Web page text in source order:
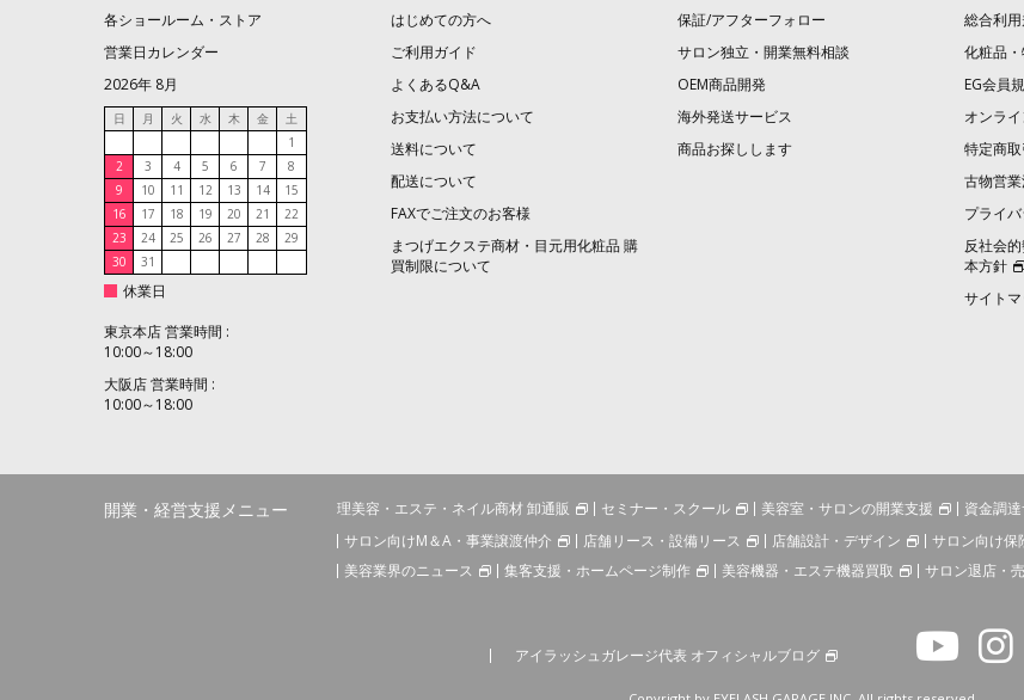
各ショールーム・ストア
営業日カレンダー
2026年 8月
日 月 火 水 木 金
土
1
2
3 4 5 6 7
8
9
10 11 12 13 14
15
16
17 18 19 20 21
22
23
24 25 26 27 28
29
30
31
休業日
東京本店 営業時間 :
10:00～18:00
大阪店 営業時間 :
10:00～18:00
はじめての方へ
ご利用ガイド
よくあるQ&A
お支払い方法について
送料について
配送について
FAXでご注文のお客様
まつげエクステ商材・目元用化粧品 購
買制限について
保証/アフターフォロー
サロン独立・開業無料相談
OEM商品開発
海外発送サービス
商品お探しします
総合利
化粧品
EG会員
オンラ
特定商
古物営
プライ
反社会
本方針
サイト
開業・経営支援メニュー 理美容・エステ・ネイル商材 卸通販 セミナー・スクール 美容室・サロンの開業支援 資金調
サロン向けM＆A・事業譲渡仲介
店舗リース・設備リース 店舗設計・デザイン サロン向け保
美容業界のニュース
集客支援・ホームページ制作 美容機器・エステ機器買取 サロン退店・
アイラッシュガレージ代表 オフィシャルブログ